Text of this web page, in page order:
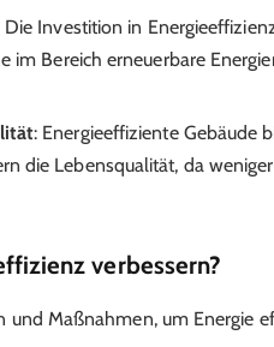
Die Investition in
im Bereich erneuerbare
: Energieeffiziente Gebäude
die Lebensqualität, da
verbessern?
und Maßnahmen, um Energie